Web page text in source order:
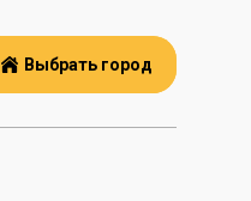
Выбрать город